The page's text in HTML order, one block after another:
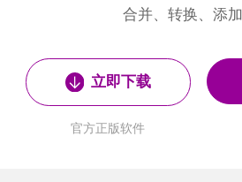
合并、转换、添
立即下载
官方正版软件